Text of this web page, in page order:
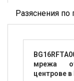
Разяснения по
мрежа
центрове